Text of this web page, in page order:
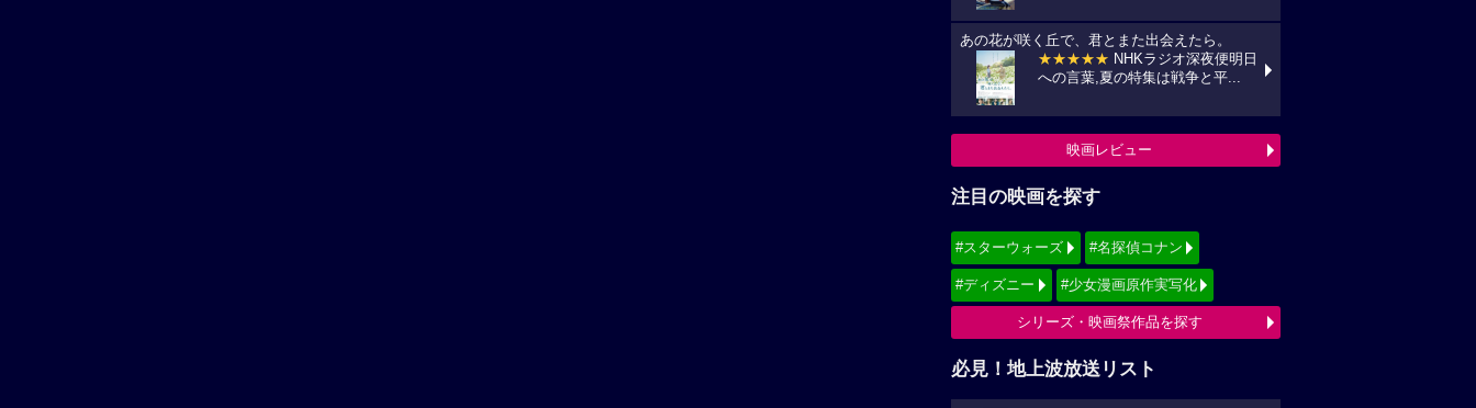
あの花が咲く丘で、君とまた出会えたら。
★★★★★ NHKラジオ深夜便明日
への言葉,夏の特集は戦争と平...
映画レビュー
注目の映画を探す
#スターウォーズ #名探偵コナン
#ディズニー #少女漫画原作実写化
シリーズ・映画祭作品を探す
必見！地上波放送リスト